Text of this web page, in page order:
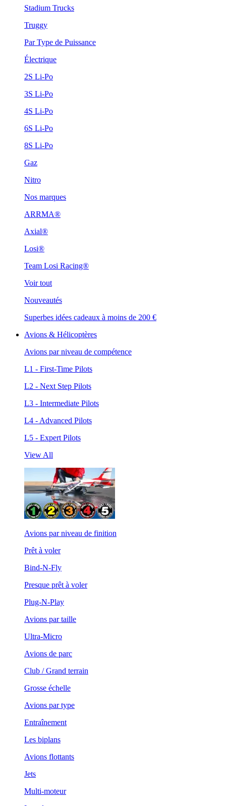
Stadium Trucks
Truggy
Par Type de Puissance
Électrique
2S Li-Po
3S Li-Po
4S Li-Po
6S Li-Po
8S Li-Po
Gaz
Nitro
Nos marques
ARRMA®
Axial®
Losi®
Team Losi Racing®
Voir tout
Nouveautés
Superbes idées cadeaux à moins de 200 €
Avions & Hélicoptères
Avions par niveau de compétence
L1 - First-Time Pilots
L2 - Next Step Pilots
L3 - Intermediate Pilots
L4 - Advanced Pilots
L5 - Expert Pilots
View All
Avions par niveau de finition
Prêt à voler
Bind-N-Fly
Presque prêt à voler
Plug-N-Play
Avions par taille
Ultra-Micro
Avions de parc
Club / Grand terrain
Grosse échelle
Avions par type
Entraînement
Les biplans
Avions flottants
Jets
Multi-moteur